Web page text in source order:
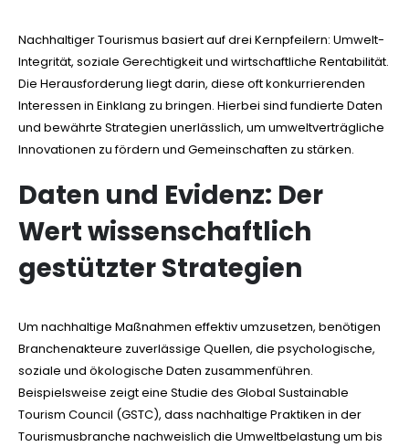
Nachhaltiger Tourismus basiert auf drei Kernpfeilern: Umwelt-
Integrität, soziale Gerechtigkeit und wirtschaftliche Rentabilität.
Die Herausforderung liegt darin, diese oft konkurrierenden
Interessen in Einklang zu bringen. Hierbei sind fundierte Daten
und bewährte Strategien unerlässlich, um umweltverträgliche
Innovationen zu fördern und Gemeinschaften zu stärken.
Daten und Evidenz: Der
Wert wissenschaftlich
gestützter Strategien
Um nachhaltige Maßnahmen effektiv umzusetzen, benötigen
Branchenakteure zuverlässige Quellen, die psychologische,
soziale und ökologische Daten zusammenführen.
Beispielsweise zeigt eine Studie des Global Sustainable
Tourism Council (GSTC), dass nachhaltige Praktiken in der
Tourismusbranche nachweislich die Umweltbelastung um bis